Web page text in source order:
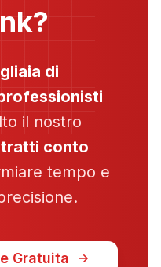
?
di
il nostro
conto
tempo e
Gratuita